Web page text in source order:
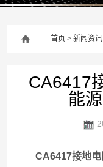
首页 >新闻资讯
CA6417
能
CA6417接地